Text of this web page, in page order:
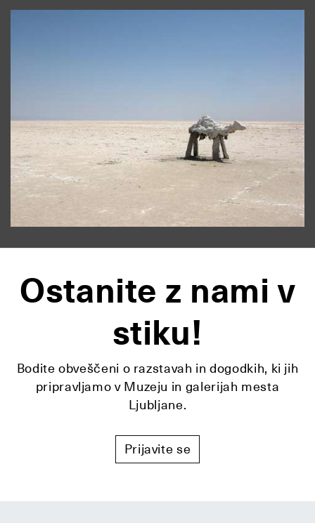
Ostanite z nami v
stiku!
Bodite obveščeni o razstavah in dogodkih, ki jih
pripravljamo v Muzeju in galerijah mesta
Ljubljane.
Prijavite se